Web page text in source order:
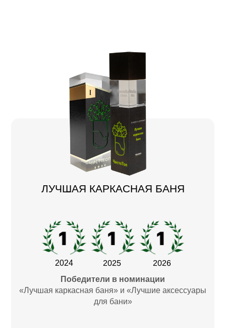
ЛУЧШАЯ КАРКАСНАЯ БАНЯ
Победители в номинации
«Лучшая каркасная баня» и «Лучшие аксессуары
для бани»
2024 2025 2026